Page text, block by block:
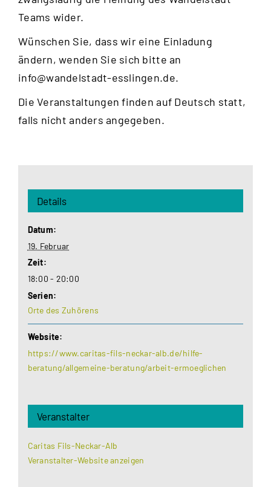
Teams wider.
Wünschen Sie, dass wir eine Einladung
ändern, wenden Sie sich bitte an
info@wandelstadt-esslingen.de.
Die Veranstaltungen finden auf Deutsch statt,
falls nicht anders angegeben.
Details
Datum:
19. Februar
Zeit:
18:00 - 20:00
Serien:
Orte des Zuhörens
Website:
https://www.caritas-fils-neckar-alb.de/hilfe-
beratung/allgemeine-beratung/arbeit-ermoeglichen
Veranstalter
Caritas Fils-Neckar-Alb
Veranstalter-Website anzeigen